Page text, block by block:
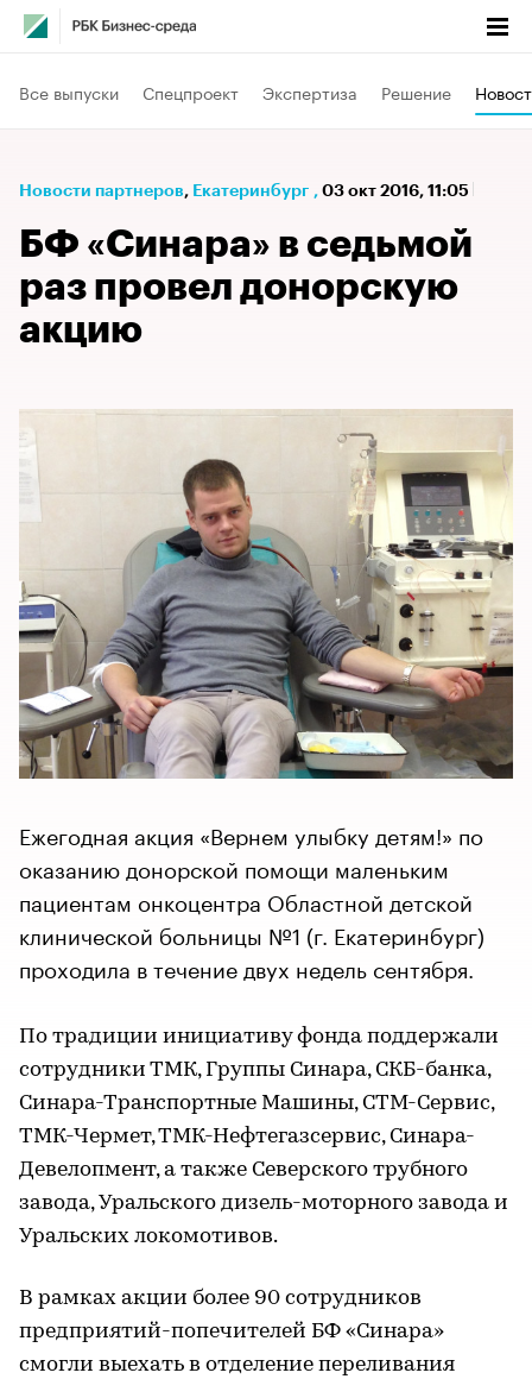
Все выпуски Спецпроект Экспертиза Решение
Новости партнеров⁠, Екатеринбург , 03 окт 2016, 11:05
БФ «Синара» в седьмой
раз провел донорскую
акцию
Ежегодная акция «Вернем улыбку детям!» по
оказанию донорской помощи маленьким
пациентам онкоцентра Областной детской
клинической больницы №1 (г. Екатеринбург)
проходила в течение двух недель сентября.
По традиции инициативу фонда поддержали
сотрудники ТМК, Группы Синара, СКБ-банка,
Синара-Транспортные Машины, СТМ-Сервис,
ТМК-Чермет, ТМК-Нефтегазсервис, Синара-
Девелопмент, а также Северского трубного
завода, Уральского дизель-моторного завода и
Уральских локомотивов.
В рамках акции более 90 сотрудников
предприятий-попечителей БФ «Синара»
смогли выехать в отделение переливания